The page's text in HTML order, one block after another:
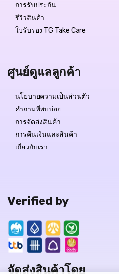
การรับประกัน
รีวิวสินค้า
ใบรับรอง TG Take Care
ศูนย์ดูแลลูกค้า
นโยบายความเป็นส่วนตัว
คำถามพี่พบบ่อย
การจัดส่งสินค้า
การคืนเงินและสินค้า
เกี่ยวกับเรา
Verified by
จัดส่งสินค้าโดย